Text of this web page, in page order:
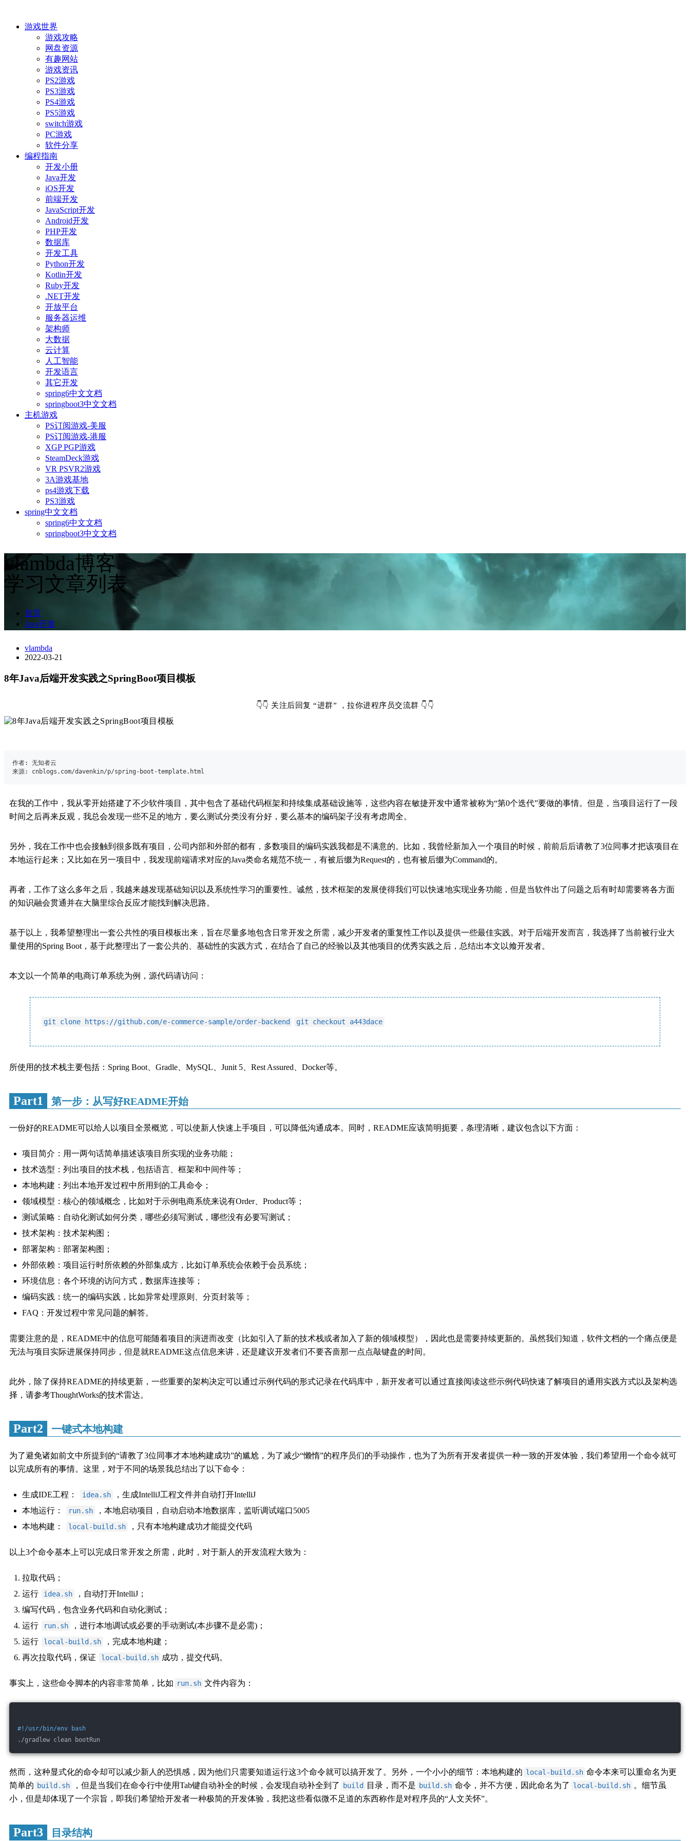
游戏世界
游戏攻略
网盘资源
有趣网站
游戏资讯
PS2游戏
PS3游戏
PS4游戏
PS5游戏
switch游戏
PC游戏
软件分享
编程指南
开发小册
Java开发
iOS开发
前端开发
JavaScript开发
Android开发
PHP开发
数据库
开发工具
Python开发
Kotlin开发
Ruby开发
.NET开发
开放平台
服务器运维
架构师
大数据
云计算
人工智能
开发语言
其它开发
spring6中文文档
springboot3中文文档
主机游戏
PS订阅游戏-美服
PS订阅游戏-港服
XGP PGP游戏
SteamDeck游戏
VR PSVR2游戏
3A游戏基地
ps4游戏下载
PS3游戏
spring中文文档
spring6中文文档
springboot3中文文档
vlambda博客
学习文章列表
首页
Java开发
vlambda
2022-03-21
8年Java后端开发实践之SpringBoot项目模板
👇👇 关注后回复 “进群” ，拉你进程序员交流群 👇👇
作者: 无知者云
来源: cnblogs.com/davenkin/p/spring-boot-template.html
在我的工作中，我从零开始搭建了不少软件项目，其中包含了基础代码框架和持续集成基础设施等，这些内容在敏捷开发中通常被称为“第0个迭代”要做的事情。但是，当项目运行了一段
时间之后再来反观，我总会发现一些不足的地方，要么测试分类没有分好，要么基本的编码架子没有考虑周全。
另外，我在工作中也会接触到很多既有项目，公司内部和外部的都有，多数项目的编码实践我都是不满意的。比如，我曾经新加入一个项目的时候，前前后后请教了3位同事才把该项目在
本地运行起来；又比如在另一项目中，我发现前端请求对应的Java类命名规范不统一，有被后缀为Request的，也有被后缀为Command的。
再者，工作了这么多年之后，我越来越发现基础知识以及系统性学习的重要性。诚然，技术框架的发展使得我们可以快速地实现业务功能，但是当软件出了问题之后有时却需要将各方面
的知识融会贯通并在大脑里综合反应才能找到解决思路。
基于以上，我希望整理出一套公共性的项目模板出来，旨在尽量多地包含日常开发之所需，减少开发者的重复性工作以及提供一些最佳实践。对于后端开发而言，我选择了当前被行业大
量使用的Spring Boot，基于此整理出了一套公共的、基础性的实践方式，在结合了自己的经验以及其他项目的优秀实践之后，总结出本文以飨开发者。
本文以一个简单的电商订单系统为例，源代码请访问：
git clone https://github.com/e-commerce-sample/order-backend git checkout a443dace
所使用的技术栈主要包括：Spring Boot、Gradle、MySQL、Junit 5、Rest Assured、Docker等。
Part1 第一步：从写好README开始
一份好的README可以给人以项目全景概览，可以使新人快速上手项目，可以降低沟通成本。同时，README应该简明扼要，条理清晰，建议包含以下方面：
项目简介：用一两句话简单描述该项目所实现的业务功能；
技术选型：列出项目的技术栈，包括语言、框架和中间件等；
本地构建：列出本地开发过程中所用到的工具命令；
领域模型：核心的领域概念，比如对于示例电商系统来说有Order、Product等；
测试策略：自动化测试如何分类，哪些必须写测试，哪些没有必要写测试；
技术架构：技术架构图；
部署架构：部署架构图；
外部依赖：项目运行时所依赖的外部集成方，比如订单系统会依赖于会员系统；
环境信息：各个环境的访问方式，数据库连接等；
编码实践：统一的编码实践，比如异常处理原则、分页封装等；
FAQ：开发过程中常见问题的解答。
需要注意的是，README中的信息可能随着项目的演进而改变（比如引入了新的技术栈或者加入了新的领域模型），因此也是需要持续更新的。虽然我们知道，软件文档的一个痛点便是
无法与项目实际进展保持同步，但是就README这点信息来讲，还是建议开发者们不要吝啬那一点点敲键盘的时间。
此外，除了保持README的持续更新，一些重要的架构决定可以通过示例代码的形式记录在代码库中，新开发者可以通过直接阅读这些示例代码快速了解项目的通用实践方式以及架构选
择，请参考ThoughtWorks的技术雷达。
Part2 一键式本地构建
为了避免诸如前文中所提到的“请教了3位同事才本地构建成功”的尴尬，为了减少“懒惰”的程序员们的手动操作，也为了为所有开发者提供一种一致的开发体验，我们希望用一个命令就可
以完成所有的事情。这里，对于不同的场景我总结出了以下命令：
生成IDE工程： idea.sh
，生成IntelliJ工程文件并自动打开IntelliJ
本地运行：
run.sh
，本地启动项目，自动启动本地数据库，监听调试端口5005
本地构建：
local-build.sh ，只有本地构建成功才能提交代码
以上3个命令基本上可以完成日常开发之所需，此时，对于新人的开发流程大致为：
拉取代码；
运行
idea.sh
，自动打开IntelliJ；
编写代码，包含业务代码和自动化测试；
运行
run.sh
，进行本地调试或必要的手动测试(本步骤不是必需)；
运行
local-build.sh
，完成本地构建；
再次拉取代码，保证
local-build.sh 成功，提交代码。
事实上，这些命令脚本的内容非常简单，比如 run.sh 文件内容为：
#!/usr/bin/env bash
./gradlew clean bootRun
然而，这种显式化的命令却可以减少新人的恐惧感，因为他们只需要知道运行这3个命令就可以搞开发了。另外，一个小小的细节：本地构建的 local-build.sh 命令本来可以重命名为更
简单的 build.sh ，但是当我们在命令行中使用Tab键自动补全的时候，会发现自动补全到了 build 目录，而不是 build.sh 命令，并不方便，因此命名为了 local-build.sh 。细节虽
小，但是却体现了一个宗旨，即我们希望给开发者一种极简的开发体验，我把这些看似微不足道的东西称作是对程序员的“人文关怀”。
Part3 目录结构